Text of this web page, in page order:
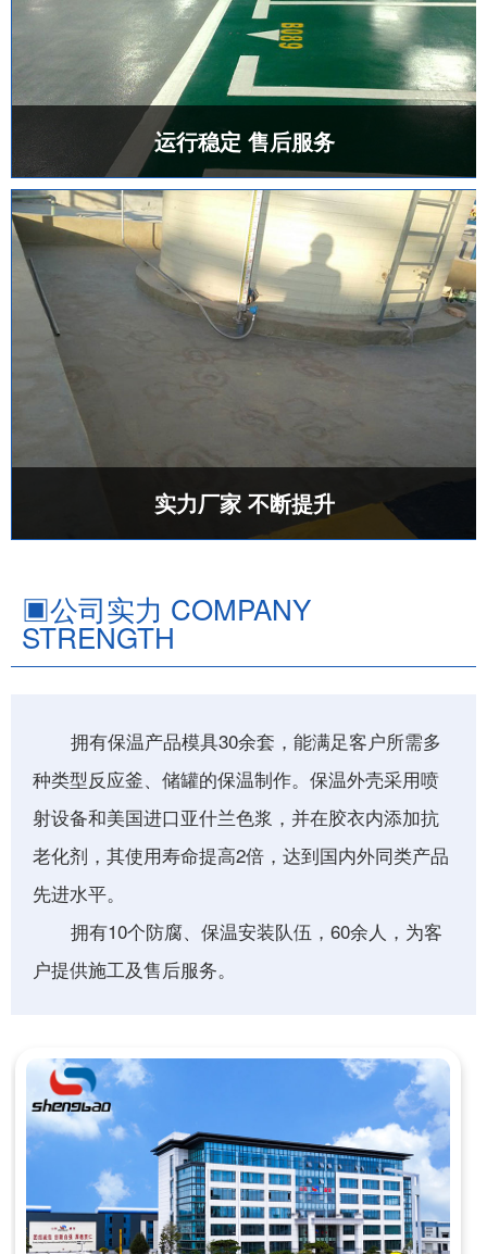
运行稳定 售后服务
实力厂家 不断提升
▣公司实力 COMPANY
STRENGTH
拥有保温产品模具30余套，能满足客户所需多
种类型反应釜、储罐的保温制作。保温外壳采用喷
射设备和美国进口亚什兰色浆，并在胶衣内添加抗
老化剂，其使用寿命提高2倍，达到国内外同类产品
先进水平。
拥有10个防腐、保温安装队伍，60余人，为客
户提供施工及售后服务。